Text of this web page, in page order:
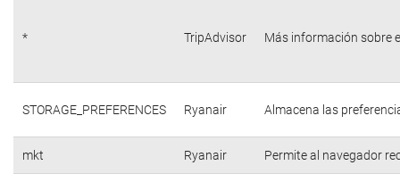
* TripAdvisor Más información sobre
STORAGE_PREFERENCES Ryanair Almacena las
mkt Ryanair Permite al navegador